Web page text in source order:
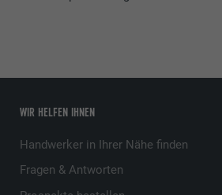
WIR HELFEN IHNEN
Handwerker in Ihrer Nähe finden
Fragen & Antworten
von eingebetteten